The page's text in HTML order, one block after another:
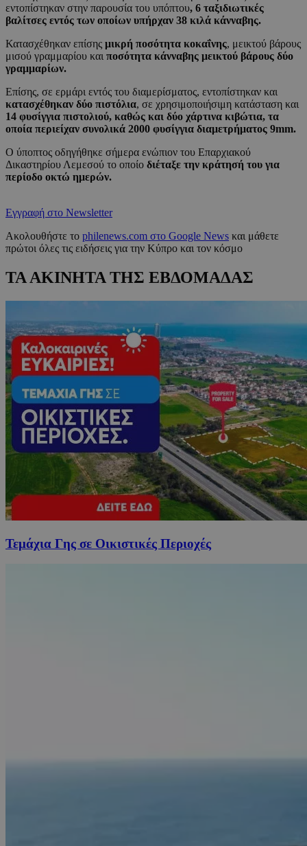
εντοπίστηκαν στην παρουσία του υπόπτου, 6 ταξιδιωτικές
βαλίτσες εντός των οποίων υπήρχαν 38 κιλά κάνναβης.
Κατασχέθηκαν επίσης μικρή ποσότητα κοκαΐνης, μεικτού βάρους
μισού γραμμαρίου και ποσότητα κάνναβης μεικτού βάρους δύο
γραμμαρίων.
Επίσης, σε ερμάρι εντός του διαμερίσματος, εντοπίστηκαν και
κατασχέθηκαν δύο πιστόλια, σε χρησιμοποιήσιμη κατάσταση και
14 φυσίγγια πιστολιού, καθώς και δύο χάρτινα κιβώτια, τα
οποία περιείχαν συνολικά 2000 φυσίγγια διαμετρήματος 9mm.
Ο ύποπτος οδηγήθηκε σήμερα ενώπιον του Επαρχιακού
Δικαστηρίου Λεμεσού το οποίο διέταξε την κράτησή του για
περίοδο οκτώ ημερών.
Εγγραφή στο Newsletter
Ακολουθήστε το philenews.com στο Google News και μάθετε
πρώτοι όλες τις ειδήσεις για την Κύπρο και τον κόσμο
ΤΑ ΑΚΙΝΗΤΑ ΤΗΣ ΕΒΔΟΜΑΔΑΣ
Τεμάχια Γης σε Οικιστικές Περιοχές